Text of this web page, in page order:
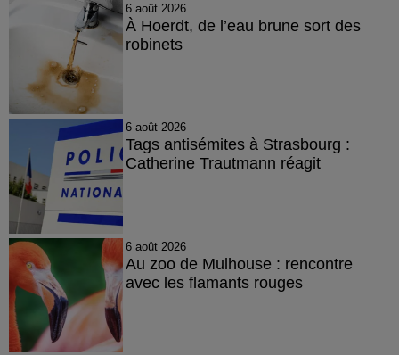
6 août 2026
À Hoerdt, de l’eau brune sort des
robinets
6 août 2026
Tags antisémites à Strasbourg :
Catherine Trautmann réagit
6 août 2026
Au zoo de Mulhouse : rencontre
avec les flamants rouges